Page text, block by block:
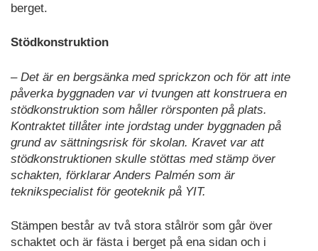
berget.
Stödkonstruktion
– Det är en bergsänka med sprickzon och för att inte
påverka byggnaden var vi tvungen att konstruera en
stödkonstruktion som håller rörsponten på plats.
Kontraktet tillåter inte jordstag under byggnaden på
grund av sättningsrisk för skolan. Kravet var att
stödkonstruktionen skulle stöttas med stämp över
schakten, förklarar Anders Palmén som är
teknikspecialist för geoteknik på YIT.
Stämpen består av två stora stålrör som går över
schaktet och är fästa i berget på ena sidan och i